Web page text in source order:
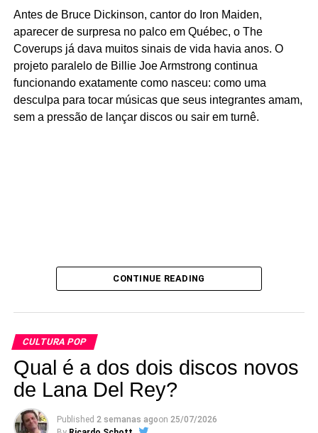
Antes de Bruce Dickinson, cantor do Iron Maiden,
aparecer de surpresa no palco em Québec, o The
Coverups já dava muitos sinais de vida havia anos. O
projeto paralelo de Billie Joe Armstrong continua
funcionando exatamente como nasceu: como uma
desculpa para tocar músicas que seus integrantes amam,
sem a pressão de lançar discos ou sair em turnê.
CONTINUE READING
CULTURA POP
Qual é a dos dois discos novos
de Lana Del Rey?
Published 2 semanas agoon 25/07/2026